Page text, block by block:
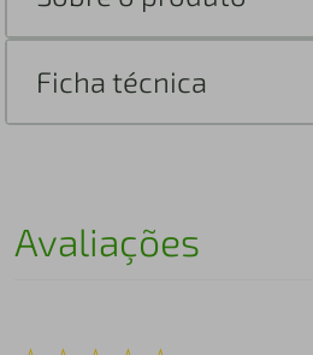
Ficha técnica
Avaliações